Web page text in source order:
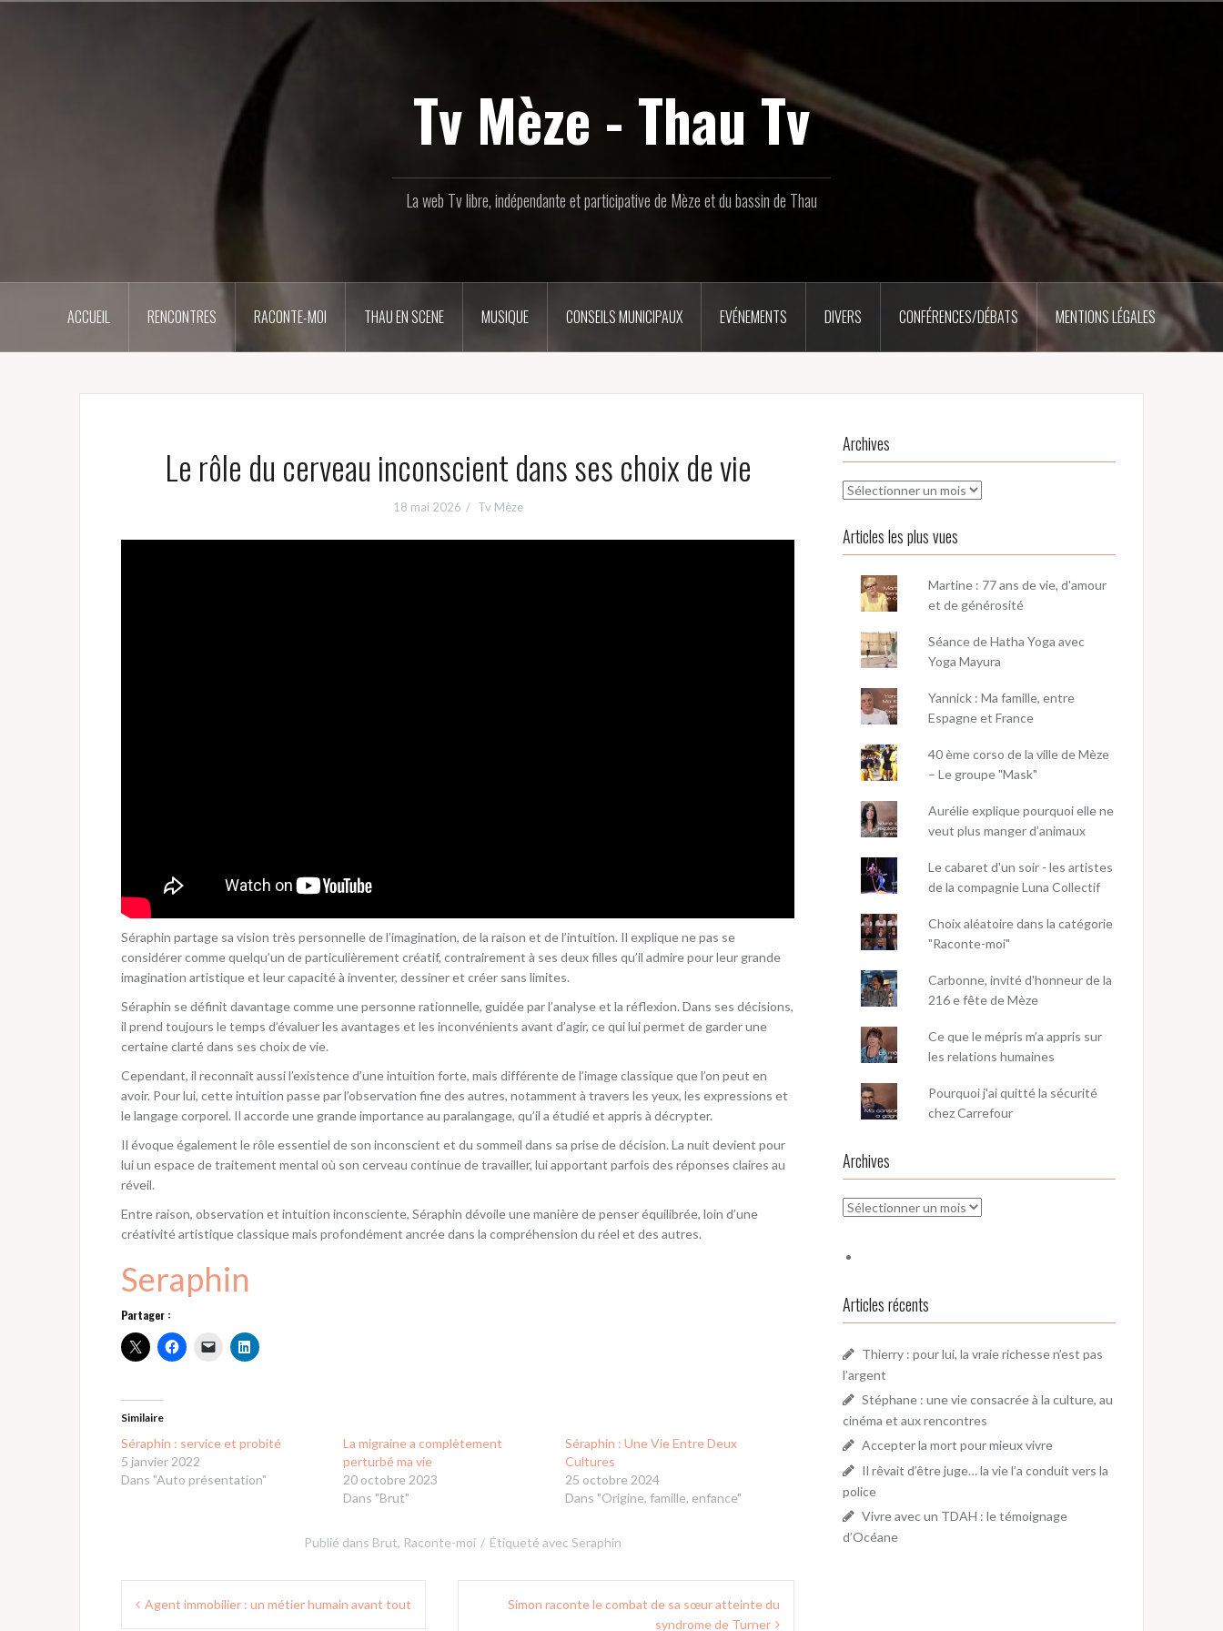
Tv Mèze - Thau Tv
La web Tv libre, indépendante et participative de Mèze et du bassin de Thau
ACCUEIL RENCONTRES RACONTE-MOI THAU EN SCENE MUSIQUE CONSEILS MUNICIPAUX EVÉNEMENTS DIVERS CONFÉRENCES/DÉBATS MENTIONS LÉGALES
Le rôle du cerveau inconscient dans ses choix de vie
18 mai 2026 Tv Mèze
Séraphin partage sa vision très personnelle de l’imagination, de la raison et de l’intuition. Il explique ne pas se
considérer comme quelqu’un de particulièrement créatif, contrairement à ses deux filles qu’il admire pour leur grande
imagination artistique et leur capacité à inventer, dessiner et créer sans limites.
Séraphin se définit davantage comme une personne rationnelle, guidée par l’analyse et la réflexion. Dans ses décisions,
il prend toujours le temps d’évaluer les avantages et les inconvénients avant d’agir, ce qui lui permet de garder une
certaine clarté dans ses choix de vie.
Cependant, il reconnaît aussi l’existence d’une intuition forte, mais différente de l’image classique que l’on peut en
avoir. Pour lui, cette intuition passe par l’observation fine des autres, notamment à travers les yeux, les expressions et
le langage corporel. Il accorde une grande importance au paralangage, qu’il a étudié et appris à décrypter.
Il évoque également le rôle essentiel de son inconscient et du sommeil dans sa prise de décision. La nuit devient pour
lui un espace de traitement mental où son cerveau continue de travailler, lui apportant parfois des réponses claires au
réveil.
Entre raison, observation et intuition inconsciente, Séraphin dévoile une manière de penser équilibrée, loin d’une
créativité artistique classique mais profondément ancrée dans la compréhension du réel et des autres.
Seraphin
Partager :
Similaire
Séraphin : service et probité
5 janvier 2022
Dans "Auto présentation"
La migraine a complètement
perturbé ma vie
20 octobre 2023
Dans "Brut"
Séraphin : Une Vie Entre Deux
Cultures
25 octobre 2024
Dans "Origine, famille, enfance"
Publié dans Brut, Raconte-moi Étiqueté avec Seraphin
Navigation
Agent immobilier : un métier humain avant tout
Simon raconte le combat de sa sœur atteinte du
syndrome de Turner
Archives
Archives
Articles les plus vues
Martine : 77 ans de vie, d'amour
et de générosité
Séance de Hatha Yoga avec
Yoga Mayura
Yannick : Ma famille, entre
Espagne et France
40 ème corso de la ville de Mèze
– Le groupe "Mask"
Aurélie explique pourquoi elle ne
veut plus manger d’animaux
Le cabaret d'un soir - les artistes
de la compagnie Luna Collectif
Choix aléatoire dans la catégorie
"Raconte-moi"
Carbonne, invité d'honneur de la
216 e fête de Mèze
Ce que le mépris m’a appris sur
les relations humaines
Pourquoi j'ai quitté la sécurité
chez Carrefour
Archives
Archives
Articles récents
Thierry : pour lui, la vraie richesse n’est pas
l’argent
Stéphane : une vie consacrée à la culture, au
cinéma et aux rencontres
Accepter la mort pour mieux vivre
Il rêvait d’être juge… la vie l’a conduit vers la
police
Vivre avec un TDAH : le témoignage
d’Océane